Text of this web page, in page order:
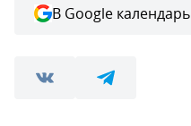
В Google календарь